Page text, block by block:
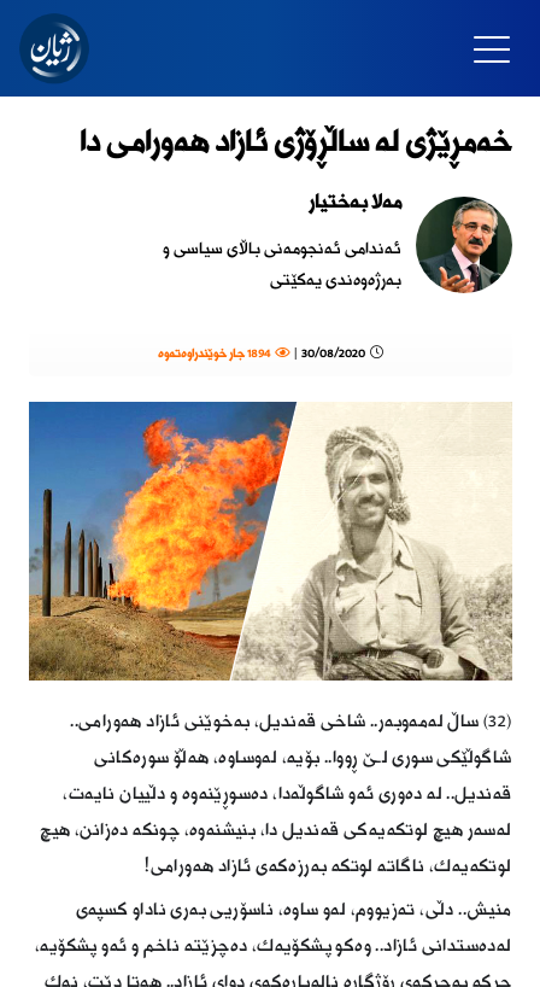
خەمڕێژی لە ساڵڕۆژی ئازاد هەورامی دا
مەلا بەختیار
ئەندامی ئەنجومەنی باڵای سیاسی و
بەرژەوەندی یەکێتی
30/08/2020 | 1894 جار خوێندراوەتەوە
(32) ساڵ لەمەوبەر.. شاخی قەندیل، بەخوێنی ئازاد هەورامی..
شاگوڵێكی سوری لـێ‌ ڕووا.. بۆیە، لەوساوە، هەڵۆ سورەكانی
قەندیل.. لە دەوری ئەو شاگوڵەدا، دەسوڕێنەوە و دڵییان نایەت،
لەسەر هیچ لوتكەیەكی قەندیل دا، بنیشنەوە، چونكە دەزانن، هیچ
لوتكەیەك، ناگاتە لوتكە بەرزەكەی ئازاد هەورامی!
منیش.. دڵی، تەزیووم، لەو ساوە، ناسۆریی بەری ناداو كسپەی
لەدەستدانی ئازاد.. وەكو پشكۆیەك، دەچزێتە ناخم و ئەو پشكۆیە،